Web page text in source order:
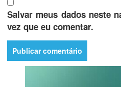
Salvar meus dados neste
vez que eu comentar.